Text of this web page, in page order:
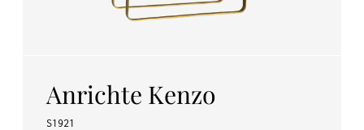
Anrichte Kenzo
S1921